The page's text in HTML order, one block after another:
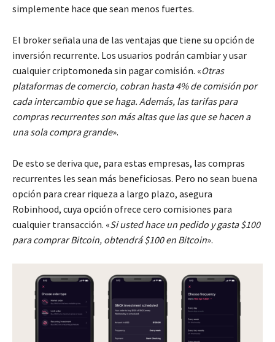
simplemente hace que sean menos fuertes.
El broker señala una de las ventajas que tiene su opción de
inversión recurrente. Los usuarios podrán cambiar y usar
cualquier criptomoneda sin pagar comisión. «Otras
plataformas de comercio, cobran hasta 4% de comisión por
cada intercambio que se haga. Además, las tarifas para
compras recurrentes son más altas que las que se hacen a
una sola compra grande».
De esto se deriva que, para estas empresas, las compras
recurrentes les sean más beneficiosas. Pero no sean buena
opción para crear riqueza a largo plazo, asegura
Robinhood, cuya opción ofrece cero comisiones para
cualquier transacción. «Si usted hace un pedido y gasta $100
para comprar Bitcoin, obtendrá $100 en Bitcoin».